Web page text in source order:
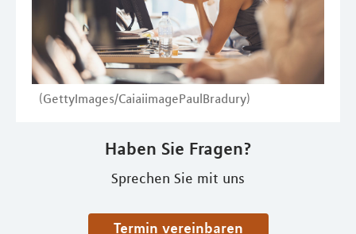
(GettyImages/CaiaiimagePaulBradury)
Haben Sie Fragen?
Sprechen Sie mit uns
Termin vereinbaren